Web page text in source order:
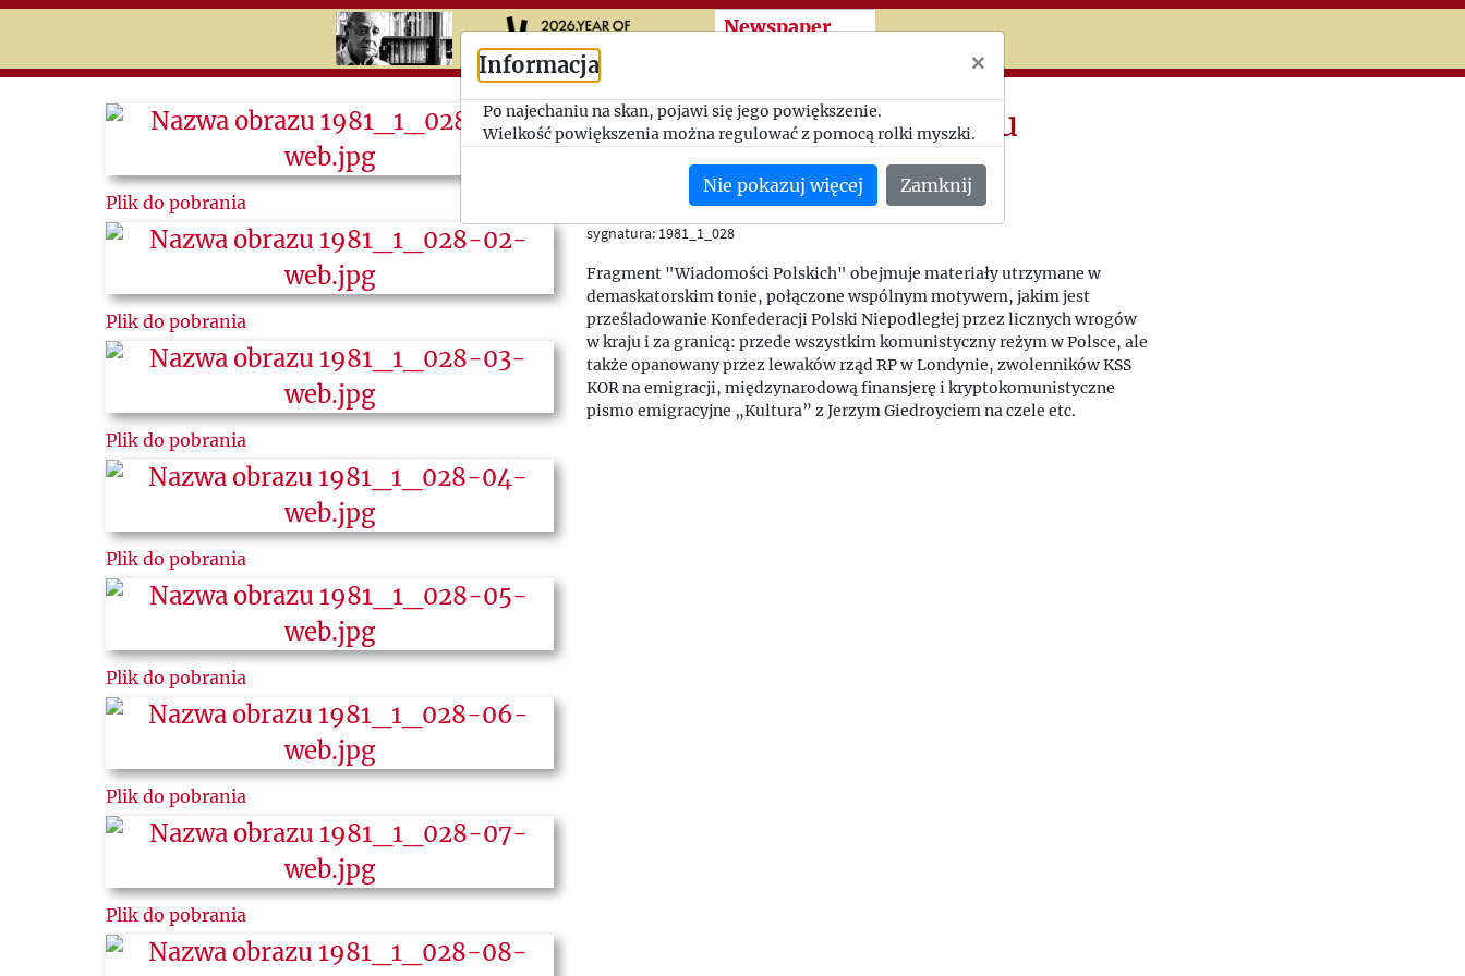
Przeskocz do treści zasadniczej
Newspaper
Search
Newspaper
Plik do pobrania
Plik do pobrania
Plik do pobrania
Plik do pobrania
Plik do pobrania
Plik do pobrania
Plik do pobrania
Walka polityczna w kraju
Wiadomości Polskie (Sztokholm), nr 2/149
sygnatura: 1981_1_028
Fragment "Wiadomości Polskich" obejmuje materiały utrzymane w
demaskatorskim tonie, połączone wspólnym motywem, jakim jest
prześladowanie Konfederacji Polski Niepodległej przez licznych wrogów
w kraju i za granicą: przede wszystkim komunistyczny reżym w Polsce, ale
także opanowany przez lewaków rząd RP w Londynie, zwolenników KSS
KOR na emigracji, międzynarodową finansjerę i kryptokomunistyczne
pismo emigracyjne „Kultura” z Jerzym Giedroyciem na czele etc.
Informacja ×
Po najechaniu na skan, pojawi się jego powiększenie.
Wielkość powiększenia można regulować z pomocą rolki myszki.
Nie pokazuj więcej Zamknij